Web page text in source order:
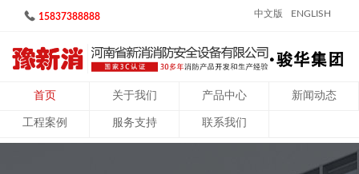
15837388888 中文版 ENGLISH
首页 关于我们 产品中心 新闻动态
工程案例 服务支持 联系我们